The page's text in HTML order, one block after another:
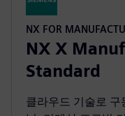
NX FOR
NX X
Standard
클라우드 기술로